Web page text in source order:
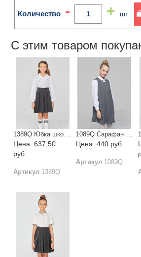
Количество - + шт
С этим товаром
Цена: 637,50
руб.
Артикул 1389Q
Цена: 440 руб.
Артикул1089Q